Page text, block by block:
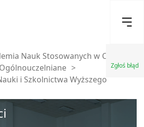
Zgłoś błąd
Nauk Stosowanych w Chełmie
Ogólnouczelniane >
i Szkolnictwa Wyższego